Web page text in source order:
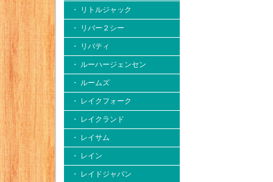
・ リトルジャック
・ リバー２シー
・ リバティ
・ ルーハージェンセン
・ ルームズ
・ レイクフォーク
・ レイクランド
・ レイサム
・ レイン
・ レイドジャパン